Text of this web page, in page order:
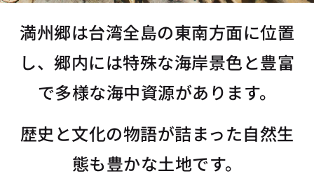
満州郷は台湾全島の東南方面に位置
し、郷内には特殊な海岸景色と豊富
で多様な海中資源があります。
歴史と文化の物語が詰まった自然生
態も豊かな土地です。